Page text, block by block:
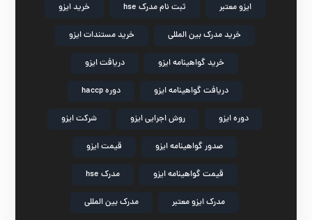
ایزو معتبر ثبت نام مدرک hse خرید ایزو
خرید مدرک بین المللی خرید مستندات ایزو
خرید گواهینامه ایزو دریافت ایزو
دریافت گواهینامه ایزو دوره haccp
دوره ایزو روش اجرایی ایزو شرکت ایزو
صدور گواهینامه ایزو قیمت ایزو
قیمت گواهینامه ایزو مدرک hse
مدرک ایزو معتبر مدرک بین المللی